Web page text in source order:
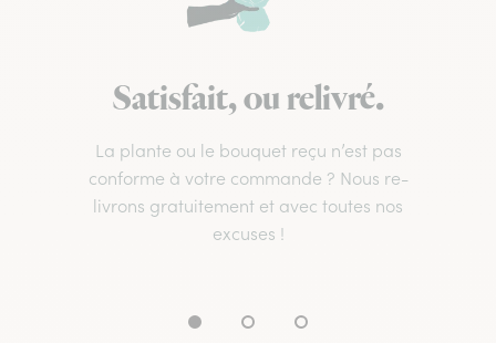
Satisfait, ou relivré.
La plante ou le bouquet reçu n’est pas
conforme à votre commande ? Nous re-
livrons gratuitement et avec toutes nos
excuses !